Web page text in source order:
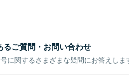
るご質問・お問い合わせ
に関するさまざまな疑問にお答えしま